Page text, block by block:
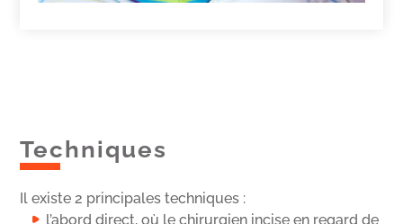
Techniques
Il existe 2 principales techniques :
l’abord direct, où le chirurgien incise en regard de